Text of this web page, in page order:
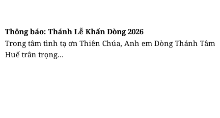
Thông báo: Thánh Lễ Khấn Dòng 2026
Trong tâm tình tạ ơn Thiên Chúa, Anh em Dòng Thánh Tâm
Huế trân trọng...